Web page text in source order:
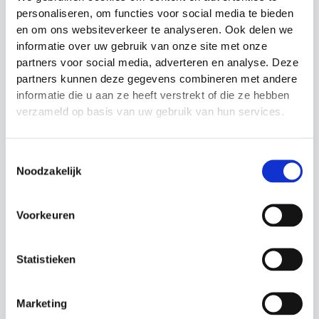
personaliseren, om functies voor social media te bieden
en om ons websiteverkeer te analyseren. Ook delen we
informatie over uw gebruik van onze site met onze
partners voor social media, adverteren en analyse. Deze
partners kunnen deze gegevens combineren met andere
informatie die u aan ze heeft verstrekt of die ze hebben
verzameld op basis van uw gebruik van hun services.
Noodzakelijk
Voorkeuren
Statistieken
Marketing
150 x 100 x 50 cm – verzinkt
150 x 100 x 50 cm – gepoedercoat
Verankering nodig?
Of het nu gaat om plaatsing op gras, beton of